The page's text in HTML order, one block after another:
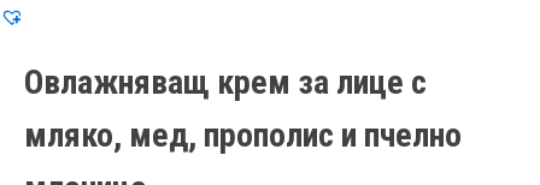
Овлажняващ крем за лице с
мляко, мед, прополис и пчелно